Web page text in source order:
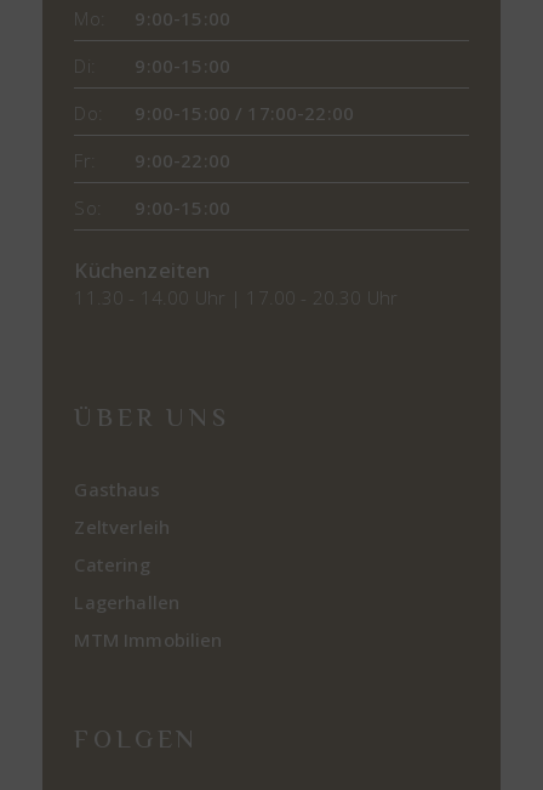
Mo:
9:00-15:00
Di:
9:00-15:00
Do:
9:00-15:00 / 17:00-22:00
Fr:
9:00-22:00
So:
9:00-15:00
Küchenzeiten
11.30 - 14.00 Uhr | 17.00 - 20.30 Uhr
ÜBER UNS
Gasthaus
Zeltverleih
Catering
Lagerhallen
MTM Immobilien
FOLGEN